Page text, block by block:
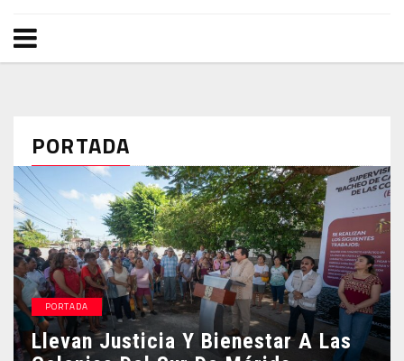
PORTADA
PORTADA
Llevan Justicia Y Bienestar A Las